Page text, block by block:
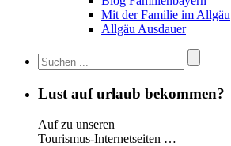
Mit der Familie im Allgäu
Allgäu Ausdauer
Lust auf urlaub bekommen?
Auf zu unseren
Tourismus-Internetseiten …